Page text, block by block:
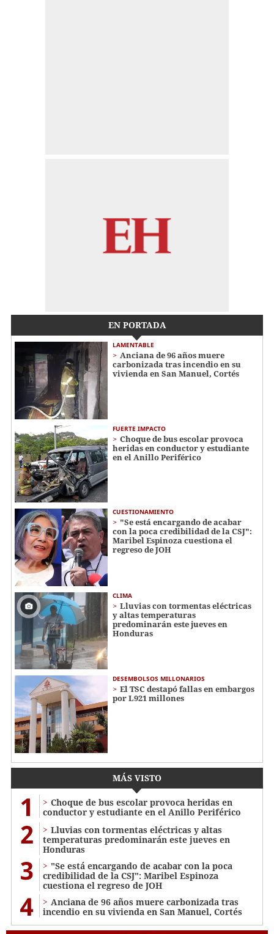
EN PORTADA
LAMENTABLE
Anciana de 96 años muere
carbonizada tras incendio en su
vivienda en San Manuel, Cortés
FUERTE IMPACTO
Choque de bus escolar provoca
heridas en conductor y estudiante
en el Anillo Periférico
CUESTIONAMIENTO
"Se está encargando de acabar
con la poca credibilidad de la CSJ":
Maribel Espinoza cuestiona el
regreso de JOH
CLIMA
Lluvias con tormentas eléctricas
y altas temperaturas
predominarán este jueves en
Honduras
DESEMBOLSOS MILLONARIOS
El TSC destapó fallas en embargos
por L921 millones
MÁS VISTO
1
Choque de bus escolar provoca heridas en
conductor y estudiante en el Anillo Periférico
2
Lluvias con tormentas eléctricas y altas
temperaturas predominarán este jueves en
Honduras
3
"Se está encargando de acabar con la poca
credibilidad de la CSJ": Maribel Espinoza
cuestiona el regreso de JOH
4
Anciana de 96 años muere carbonizada tras
incendio en su vivienda en San Manuel, Cortés